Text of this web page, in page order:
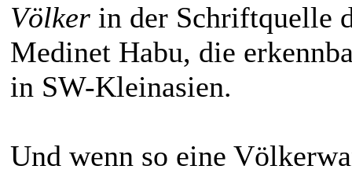
Völker in der Schriftquelle
Medinet Habu, die
in SW-Kleinasien.
Und wenn so eine